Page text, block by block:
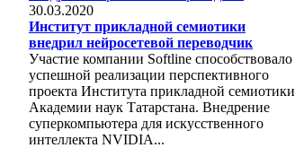
30.03.2020
Институт прикладной семиотики
внедрил нейросетевой переводчик
Участие компании Softline способствовало
успешной реализации перспективного
проекта Института прикладной семиотики
Академии наук Татарстана. Внедрение
суперкомпьютера для искусственного
интеллекта NVIDIA...